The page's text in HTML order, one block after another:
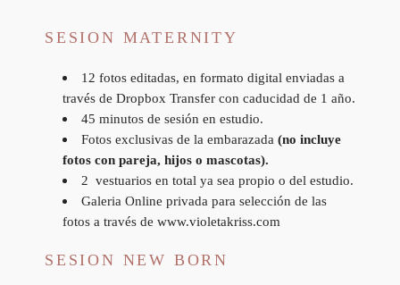
SESION MATERNITY
12 fotos editadas, en formato digital enviadas a
través de Dropbox Transfer con caducidad de 1 año.
45 minutos de sesión en estudio.
Fotos exclusivas de la embarazada (no incluye
fotos con pareja, hijos o mascotas).
2 vestuarios en total ya sea propio o del estudio.
Galeria Online privada para selección de las
fotos a través de www.violetakriss.com
SESION NEW BORN